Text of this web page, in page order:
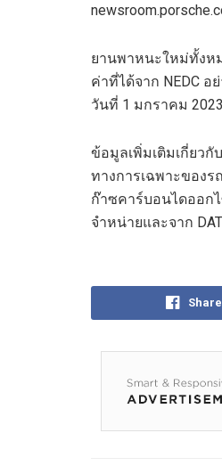
ยานพาหนะใหม่ทั้งห
ค่าที่ได้จาก NEDC อ
วันที่ 1 มกราคม 2023
ข้อมูลเพิ่มเติมเกี่ยวกั
ทางการเฉพาะของร
ก๊าซคาร์บอนไดออก
จำหน่ายและจาก DAT
Share